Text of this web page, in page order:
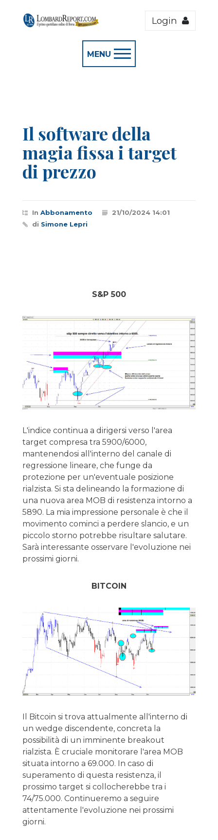
Login
MENU
Il software della
magia fissa i target
di prezzo
In Abbonamento
21/10/2024 14:01
di Simone Lepri
S&P 500
L'indice continua a dirigersi verso l'area
target compresa tra 5900/6000,
mantenendosi all'interno del canale di
regressione lineare, che funge da
protezione per un'eventuale posizione
rialzista. Si sta delineando la formazione di
una nuova area MOB di resistenza intorno a
5890. La mia impressione personale è che il
movimento cominci a perdere slancio, e un
piccolo storno potrebbe risultare salutare.
Sarà interessante osservare l'evoluzione nei
prossimi giorni.
BITCOIN
Il Bitcoin si trova attualmente all'interno di
un wedge discendente, concreta la
possibilità di un imminente breakout
rialzista. È cruciale monitorare l'area MOB
situata intorno a 69.000. In caso di
superamento di questa resistenza, il
prossimo target si collocherebbe tra i
74/75.000. Continueremo a seguire
attentamente l'evoluzione nei prossimi
giorni.